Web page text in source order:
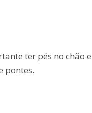
ter pés no chão e
pontes.